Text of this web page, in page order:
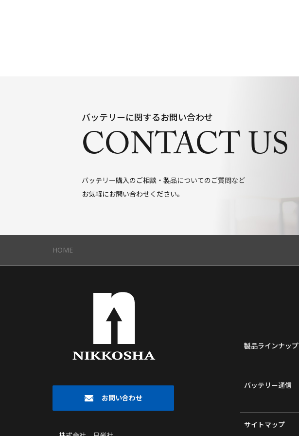
バッテリーに関するお問い合わせ
CONTACT US
バッテリー購入のご相談・製品についてのご質問など
お気軽にお問い合わせください。
HOME
お問い合わせ
製品ラインナップ
バッテリー通信
サイトマップ